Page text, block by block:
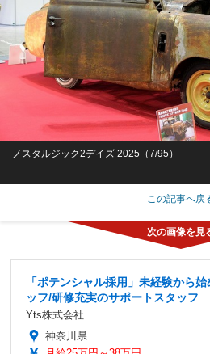
ノスタルジック2デイズ 2025（7/95）
この記事へ戻
「ポテンシャル採用」未経験から
ッフ/研修充実のサポートスタッフ
Yts株式会社
神奈川県